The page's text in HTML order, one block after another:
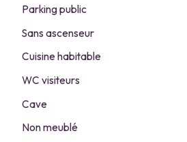
Parking public
Sans ascenseur
Cuisine habitable
WC visiteurs
Cave
Non meublé